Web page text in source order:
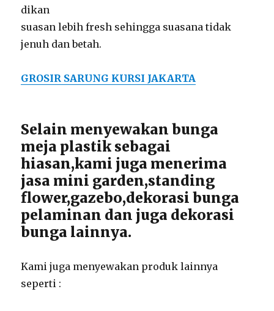
dikan
suasan lebih fresh sehingga suasana tidak
jenuh dan betah.
GROSIR SARUNG KURSI JAKARTA
Selain menyewakan bunga
meja plastik sebagai
hiasan,kami juga menerima
jasa mini garden,standing
flower,gazebo,dekorasi bunga
pelaminan dan juga dekorasi
bunga lainnya.
Kami juga menyewakan produk lainnya
seperti :